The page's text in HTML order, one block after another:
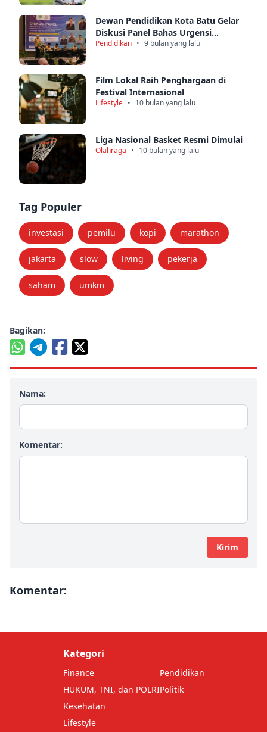
Dewan Pendidikan Kota Batu Gelar
Diskusi Panel Bahas Urgensi
Kurikulum Nasional dan
Pendidikan • 9 bulan yang lalu
Film Lokal Raih Penghargaan di
Festival Internasional
Lifestyle • 10 bulan yang lalu
Liga Nasional Basket Resmi Dimulai
Olahraga • 10 bulan yang lalu
Tag Populer
investasi pemilu kopi marathon
jakarta slow living pekerja
saham umkm
Bagikan:
Nama:
Komentar:
Kirim
Komentar:
Kategori
Finance
HUKUM, TNI, dan POLRI
Kesehatan
Lifestyle
Pendidikan
Politik